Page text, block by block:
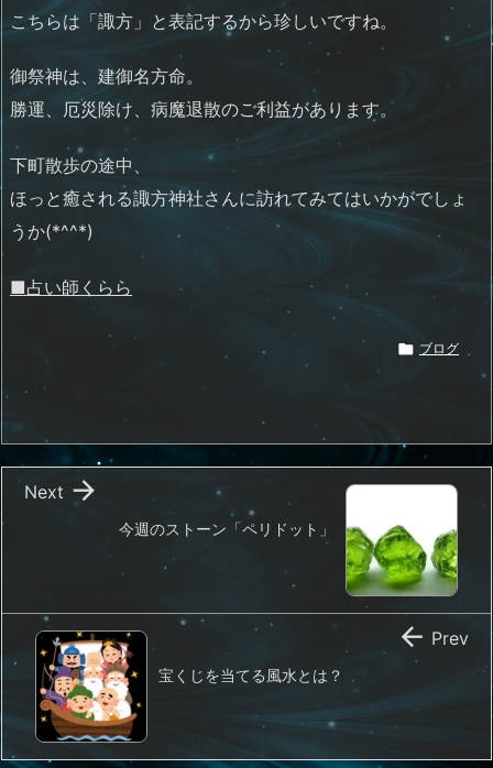
こちらは「諏方」と表記するから珍しいですね。
御祭神は、建御名方命。
勝運、厄災除け、病魔退散のご利益があります。
下町散歩の途中、
ほっと癒される諏方神社さんに訪れてみてはいかがでしょ
うか(*^^*)
■占い師くらら
 ブログ
今週のストーン「ペリドット」

Next
宝くじを当てる風水とは？
 Prev